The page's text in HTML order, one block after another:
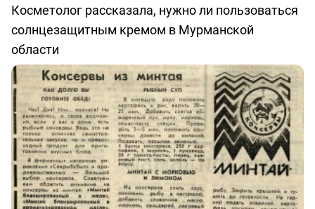
Косметолог рассказала, нужно ли пользоваться
солнцезащитным кремом в Мурманской
области